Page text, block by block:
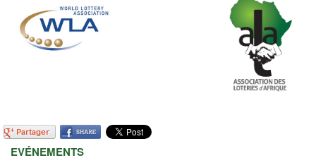
EVÉNEMENTS